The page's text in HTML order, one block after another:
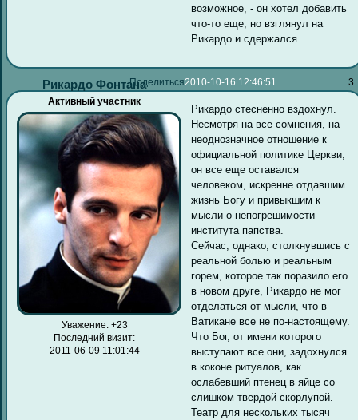
возможное, - он хотел добавить
что-то еще, но взглянул на
Рикардо и сдержался.
Поделиться 3
2010-10-16 12:46:51
Рикардо Фонтана
Активный участник
Уважение: +23
Последний визит:
2011-06-09 11:01:44
Рикардо стесненно вздохнул.
Несмотря на все сомнения, на
неоднозначное отношение к
официальной политике Церкви,
он все еще оставался
человеком, искренне отдавшим
жизнь Богу и привыкшим к
мысли о непогрешимости
института папства.
Сейчас, однако, столкнувшись с
реальной болью и реальным
горем, которое так поразило его
в новом друге, Рикардо не мог
отделаться от мысли, что в
Ватикане все не по-настоящему.
Что Бог, от имени которого
выступают все они, задохнулся
в коконе ритуалов, как
ослабевший птенец в яйце со
слишком твердой скорлупой.
Театр для нескольких тысяч